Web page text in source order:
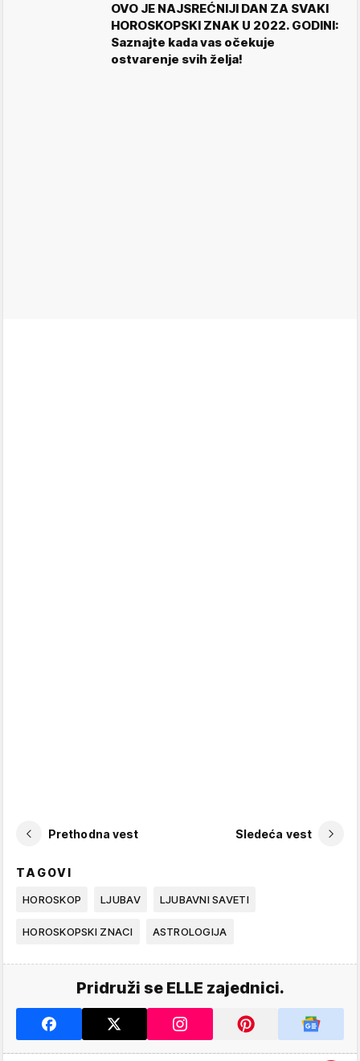
OVO JE NAJSREĆNIJI DAN ZA SVAKI
HOROSKOPSKI ZNAK U 2022. GODINI:
Saznajte kada vas očekuje
ostvarenje svih želja!
Prethodna vest Sledeća vest
TAGOVI
HOROSKOP LJUBAV LJUBAVNI SAVETI
HOROSKOPSKI ZNACI ASTROLOGIJA
Pridruži se ELLE zajednici.